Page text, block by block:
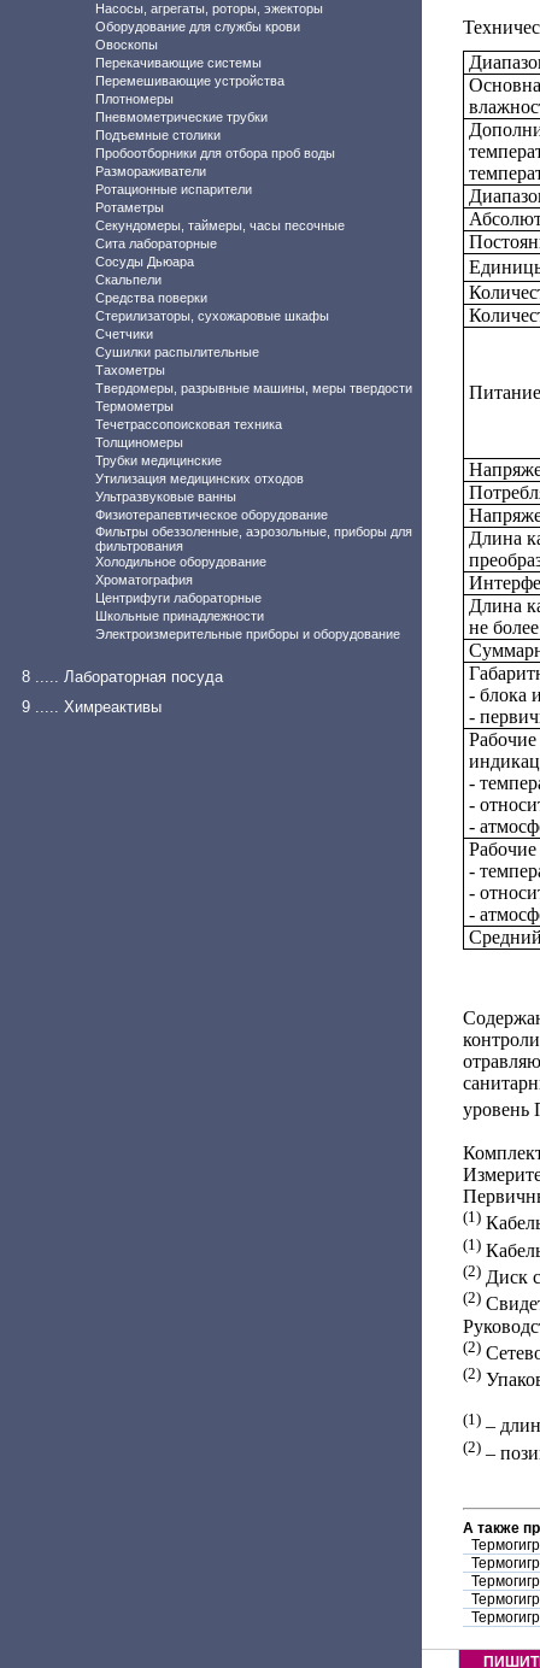
Насосы, агрегаты, роторы, эжекторы
Оборудование для службы крови
Овоскопы
Перекачивающие системы
Перемешивающие устройства
Плотномеры
Пневмометрические трубки
Подъемные столики
Пробоотборники для отбора проб воды
Размораживатели
Ротационные испарители
Ротаметры
Секундомеры, таймеры, часы песочные
Сита лабораторные
Сосуды Дьюара
Скальпели
Средства поверки
Стерилизаторы, сухожаровые шкафы
Счетчики
Сушилки распылительные
Тахометры
Твердомеры, разрывные машины, меры твердости
Термометры
Течетрассопоисковая техника
Толщиномеры
Трубки медицинские
Утилизация медицинских отходов
Ультразвуковые ванны
Физиотерапевтическое оборудование
Фильтры обеззоленные, аэрозольные, приборы для
фильтрования
Холодильное оборудование
Хроматография
Центрифуги лабораторные
Школьные принадлежности
Электроизмерительные приборы и оборудование
8 ..... Лабораторная посуда
9 ..... Химреактивы
Длина
Длина
не более
- блока
-
-
-
-
-
-
-
уровень
(1)
(1)
(2) Диск
(2)
(2)
(2)
(1) –
(2) –
А также